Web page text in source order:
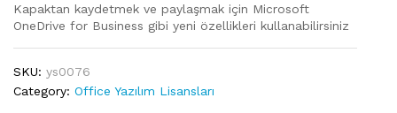
Kapaktan kaydetmek ve paylaşmak için Microsoft
OneDrive for Business gibi yeni özellikleri kullanabilirsiniz
SKU: ys0076
Category: Office Yazılım Lisansları